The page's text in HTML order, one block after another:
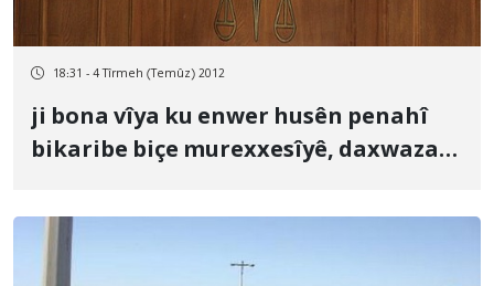
18:31 - 4 Tîrmeh (Temûz) 2012
ji bona vîya ku enwer husên penahî
bikaribe biçe murexxesîyê, daxwaza
kirin